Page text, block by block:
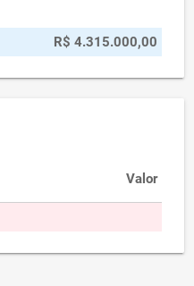
R$ 4.315.000,00
Valor